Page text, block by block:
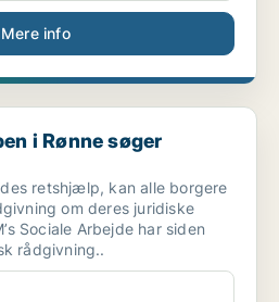
Mere info
søger frivillige jurist...
i Rønne søger
retshjælp, kan alle borgere
om deres juridiske
Sociale Arbejde har siden
rådgivning..